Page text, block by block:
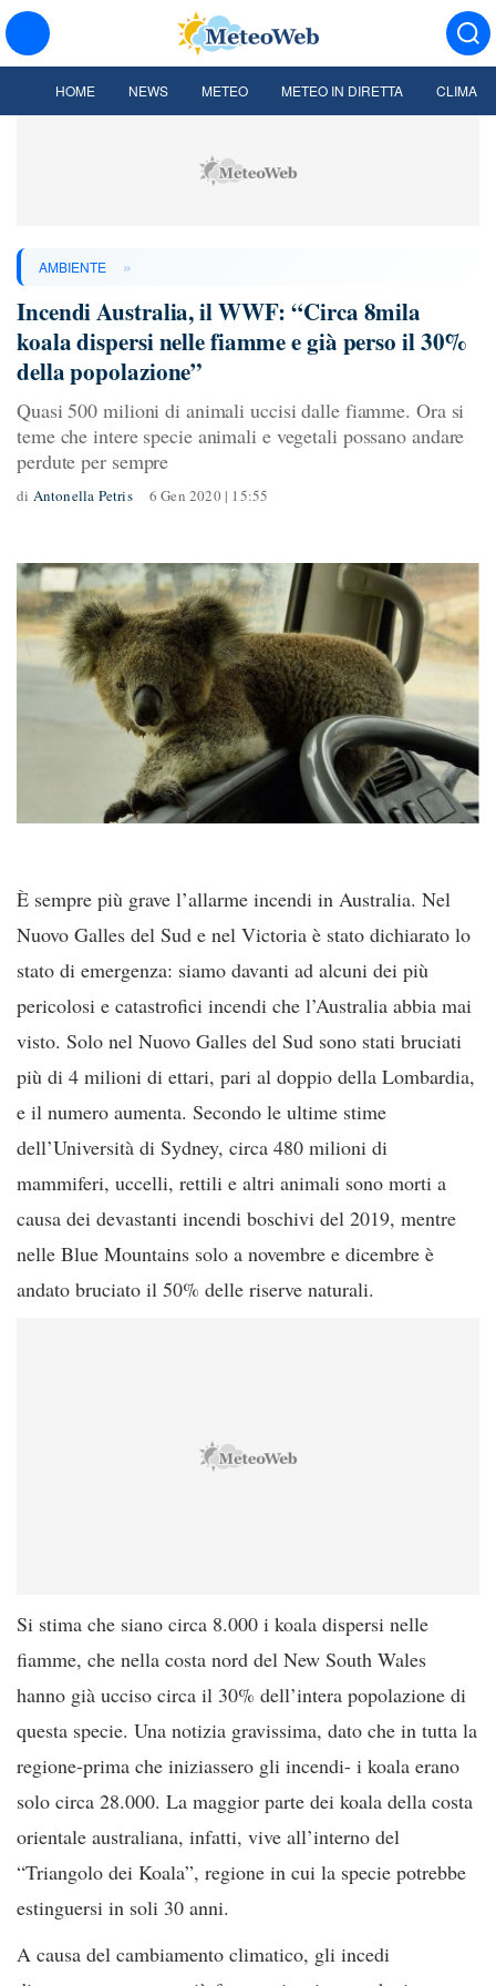
HOME NEWS METEO METEO IN DIRETTA CLIMA
AMBIENTE »
Incendi Australia, il WWF: “Circa 8mila
koala dispersi nelle fiamme e già perso il 30%
della popolazione”
Quasi 500 milioni di animali uccisi dalle fiamme. Ora si
teme che intere specie animali e vegetali possano andare
perdute per sempre
di Antonella Petris 6 Gen 2020 | 15:55
È sempre più grave l’allarme incendi in Australia. Nel
Nuovo Galles del Sud e nel Victoria è stato dichiarato lo
stato di emergenza: siamo davanti ad alcuni dei più
pericolosi e catastrofici incendi che l’Australia abbia mai
visto. Solo nel Nuovo Galles del Sud sono stati bruciati
più di 4 milioni di ettari, pari al doppio della Lombardia,
e il numero aumenta. Secondo le ultime stime
dell’Università di Sydney, circa 480 milioni di
mammiferi, uccelli, rettili e altri animali sono morti a
causa dei devastanti incendi boschivi del 2019, mentre
nelle Blue Mountains solo a novembre e dicembre è
andato bruciato il 50% delle riserve naturali.
Si stima che siano circa 8.000 i koala dispersi nelle
fiamme, che nella costa nord del New South Wales
hanno già ucciso circa il 30% dell’intera popolazione di
questa specie. Una notizia gravissima, dato che in tutta la
regione-prima che iniziassero gli incendi- i koala erano
solo circa 28.000. La maggior parte dei koala della costa
orientale australiana, infatti, vive all’interno del
“Triangolo dei Koala”, regione in cui la specie potrebbe
estinguersi in soli 30 anni.
A causa del cambiamento climatico, gli incedi